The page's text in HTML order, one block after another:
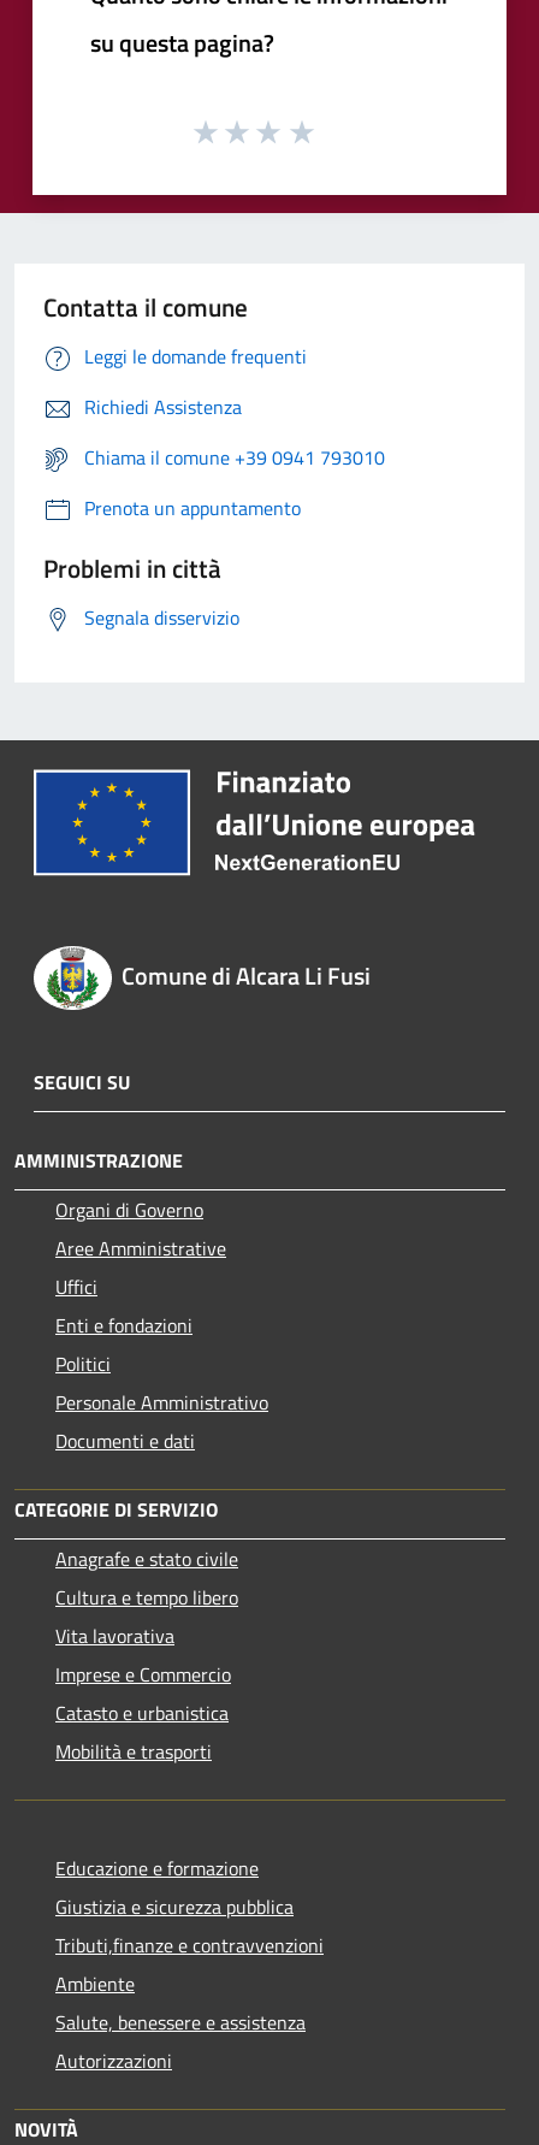
su questa pagina?
Contatta il comune
Leggi le domande frequenti
Richiedi Assistenza
Chiama il comune +39 0941 793010
Prenota un appuntamento
Problemi in città
Segnala disservizio
Comune di Alcara Li Fusi
SEGUICI SU
AMMINISTRAZIONE
Organi di Governo
Aree Amministrative
Uffici
Enti e fondazioni
Politici
Personale Amministrativo
Documenti e dati
CATEGORIE DI SERVIZIO
Anagrafe e stato civile
Cultura e tempo libero
Vita lavorativa
Imprese e Commercio
Catasto e urbanistica
Mobilità e trasporti
Educazione e formazione
Giustizia e sicurezza pubblica
Tributi,finanze e contravvenzioni
Ambiente
Salute, benessere e assistenza
Autorizzazioni
NOVITÀ